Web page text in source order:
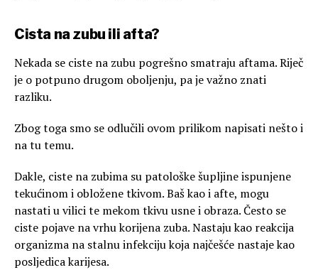
Cista na zubu ili afta?
Nekada se ciste na zubu pogrešno smatraju aftama. Riječ
je o potpuno drugom oboljenju, pa je važno znati
razliku.
Zbog toga smo se odlučili ovom prilikom napisati nešto i
na tu temu.
Dakle, ciste na zubima su patološke šupljine ispunjene
tekućinom i obložene tkivom. Baš kao i afte, mogu
nastati u vilici te mekom tkivu usne i obraza. Često se
ciste pojave na vrhu korijena zuba. Nastaju kao reakcija
organizma na stalnu infekciju koja najčešće nastaje kao
posljedica karijesa.